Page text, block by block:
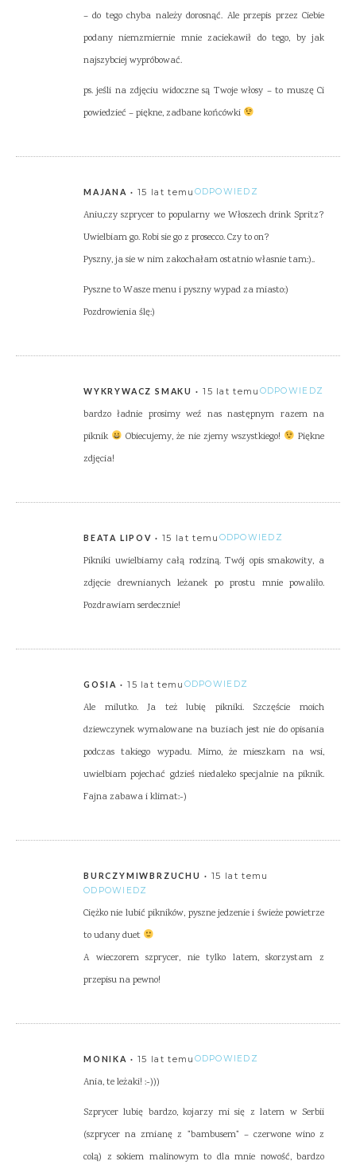
– do tego chyba należy dorosnąć. Ale przepis przez Ciebie
podany niemzmiernie mnie zaciekawił do tego, by jak
najszybciej wypróbować.
ps. jeśli na zdjęciu widoczne są Twoje włosy – to muszę Ci
powiedzieć – piękne, zadbane końcówki
MAJANA 15 lat temu ODPOWIEDZ
Aniu,czy szprycer to popularny we Włoszech drink Spritz?
Uwielbiam go. Robi sie go z prosecco. Czy to on?
Pyszny, ja sie w nim zakochałam ostatnio własnie tam:)..
Pyszne to Wasze menu i pyszny wypad za miasto:)
Pozdrowienia ślę:)
WYKRYWACZ SMAKU 15 lat temu ODPOWIEDZ
bardzo ładnie prosimy weź nas następnym razem na
piknik
Obiecujemy, że nie zjemy wszystkiego!
Piękne
zdjęcia!
BEATA LIPOV 15 lat temu ODPOWIEDZ
Pikniki uwielbiamy całą rodziną. Twój opis smakowity, a
zdjęcie drewnianych leżanek po prostu mnie powaliło.
Pozdrawiam serdecznie!
GOSIA 15 lat temu ODPOWIEDZ
Ale milutko. Ja też lubię pikniki. Szczęście moich
dziewczynek wymalowane na buziach jest nie do opisania
podczas takiego wypadu. Mimo, że mieszkam na wsi,
uwielbiam pojechać gdzieś niedaleko specjalnie na piknik.
Fajna zabawa i klimat:-)
BURCZYMIWBRZUCHU 15 lat temu
ODPOWIEDZ
Ciężko nie lubić pikników, pyszne jedzenie i świeże powietrze
to udany duet
A wieczorem szprycer, nie tylko latem, skorzystam z
przepisu na pewno!
MONIKA 15 lat temu ODPOWIEDZ
Ania, te leżaki! :-)))
Szprycer lubię bardzo, kojarzy mi się z latem w Serbii
(szprycer na zmianę z "bambusem" – czerwone wino z
colą) z sokiem malinowym to dla mnie nowość, bardzo